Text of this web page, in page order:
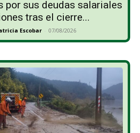
por sus deudas salariales
tras el cierre...
Escobar - 07/08/2026